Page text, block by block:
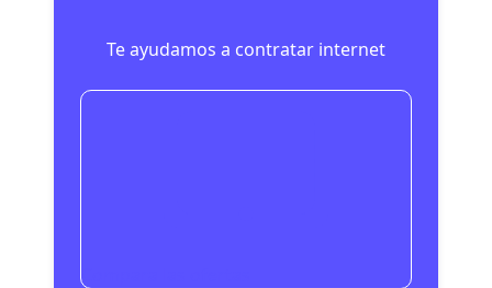
Te ayudamos a contratar internet
Compara las ofertas